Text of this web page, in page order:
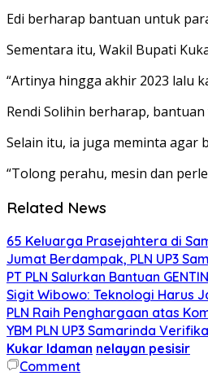
Edi berharap bantuan untuk
Sementara itu, Wakil Bupati
“Artinya hingga akhir 2023 lalu
Rendi Solihin berharap,
Selain itu, ia juga meminta agar
“Tolong perahu, mesin dan
Related News
65 Keluarga Prasejahtera di
Jumat Berdampak, PLN UP3
PT PLN Salurkan Bantuan
Sigit Wibowo: Teknologi Harus
PLN Raih Penghargaan atas
YBM PLN UP3 Samarinda
Kukar Idaman nelayan pesisir
Comment